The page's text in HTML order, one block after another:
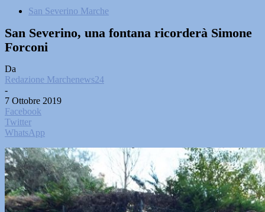
San Severino Marche
San Severino, una fontana ricorderà Simone
Forconi
Da
Redazione Marchenews24
-
7 Ottobre 2019
Facebook
Twitter
WhatsApp